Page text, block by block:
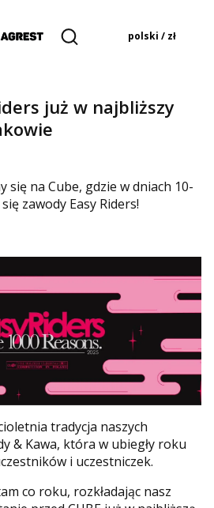
Otwórz wyszukiwarkę
Produkty w
polski / zł
już w najbliższy
się na Cube, gdzie w dniach 10-
zawody Easy Riders!
tradycja naszych
& Kawa, która w ubiegły roku
i uczestniczek.
co roku, rozkładając nasz